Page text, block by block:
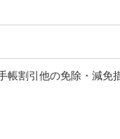
割引他の免除・減免